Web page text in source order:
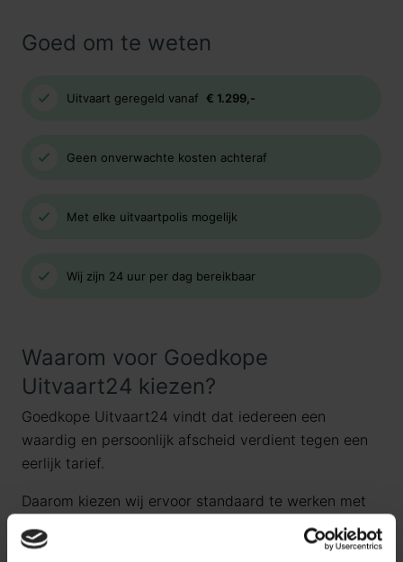
Goed om te weten
Uitvaart geregeld vanaf € 1.299,-
Geen onverwachte kosten achteraf
Met elke uitvaartpolis mogelijk
Wij zijn 24 uur per dag bereikbaar
Waarom voor Goedkope
Uitvaart24 kiezen?
Goedkope Uitvaart24 vindt dat iedereen een
waardig en persoonlijk afscheid verdient tegen een
eerlijk tarief.
Daarom kiezen wij ervoor standaard te werken met
uitvaartpakketten. Door onze landelijke dekking en
jarenlange ervaring bieden wij uitvaartpakketten die